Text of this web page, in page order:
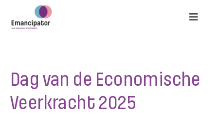
content
Ons werk
Filosofie
Dag van de Economische
Veerkracht 2025